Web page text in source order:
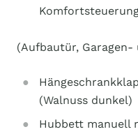
(Aufbautür, Garagen-
(Walnuss dunkel)
Hubbett manuell